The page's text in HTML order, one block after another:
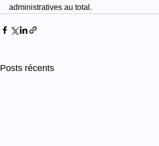
administratives au total.
Posts récents